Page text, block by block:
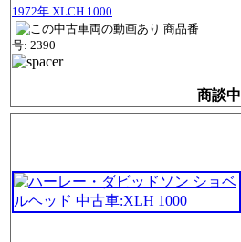
1972年 XLCH 1000
商品番
号: 2390
商談中